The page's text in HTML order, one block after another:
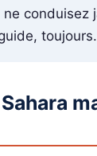
conduisez
toujours.